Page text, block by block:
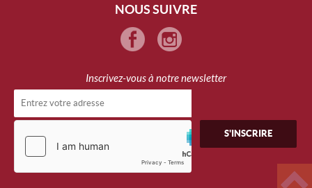
NOUS SUIVRE
Inscrivez-vous à notre newsletter
S'INSCRIRE